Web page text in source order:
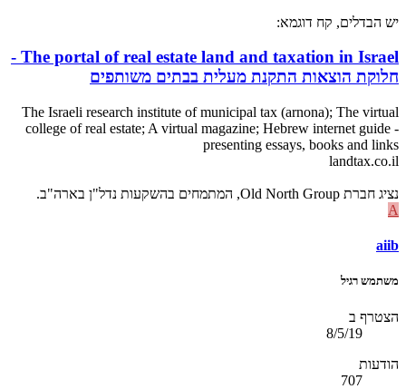
יש הבדלים, קח דוגמא:
The portal of real estate land and taxation in Israel -
חלוקת הוצאות התקנת מעלית בבתים משותפים
The Israeli research institute of municipal tax (arnona); The virtual
college of real estate; A virtual magazine; Hebrew internet guide -
presenting essays, books and links
landtax.co.il
נציג חברת Old North Group, המתמחים בהשקעות נדל"ן בארה"ב.
A
aiib
משתמש רגיל
הצטרף ב
8/5/19
הודעות
707